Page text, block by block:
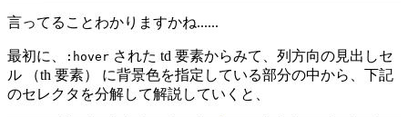
言ってることわかりますかね......
最初に、 :hover された td 要素からみて、列方向の見出しセ
ル （th 要素） に背景色を指定している部分の中から、下記
のセレクタを分解して解説していくと、